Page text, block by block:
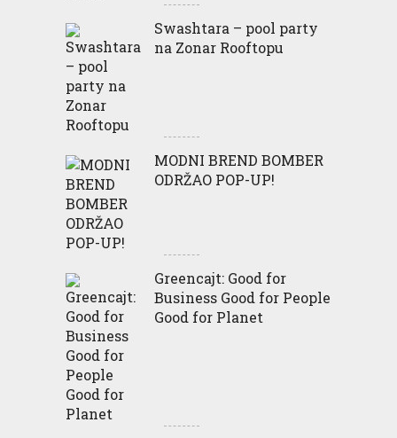
Swashtara – pool party
na Zonar Rooftopu
MODNI BREND BOMBER
ODRŽAO POP-UP!
Greencajt: Good for
Business Good for People
Good for Planet